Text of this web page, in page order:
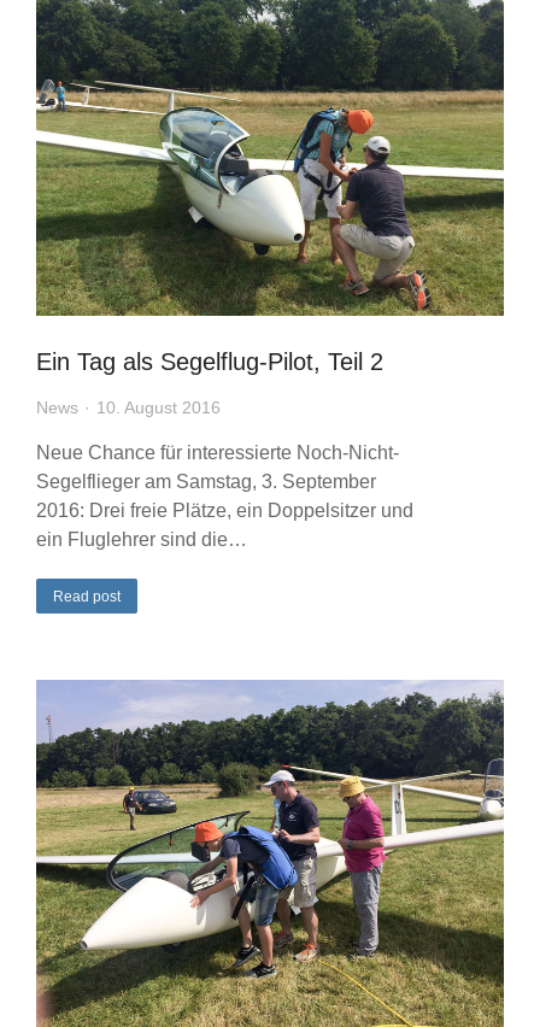
Ein Tag als Segelflug-Pilot, Teil 2
News 10. August 2016
Neue Chance für interessierte Noch-Nicht-
Segelflieger am Samstag, 3. September
2016: Drei freie Plätze, ein Doppelsitzer und
ein Fluglehrer sind die…
Read post